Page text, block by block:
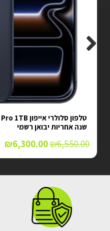
טלפון סלולרי אייפון Apple iPhone 17 Pro 1TB צבע כחול